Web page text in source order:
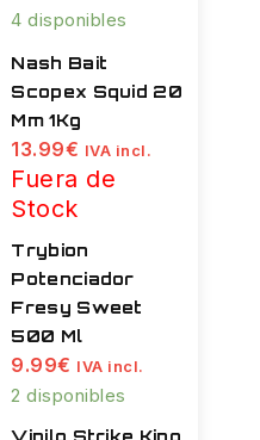
4 disponibles
Nash Bait
Scopex Squid 20
Mm 1Kg
13.99€ IVA incl.
Fuera de
Stock
Trybion
Potenciador
Fresy Sweet
500 Ml
9.99€ IVA incl.
2 disponibles
Vinilo Strike King